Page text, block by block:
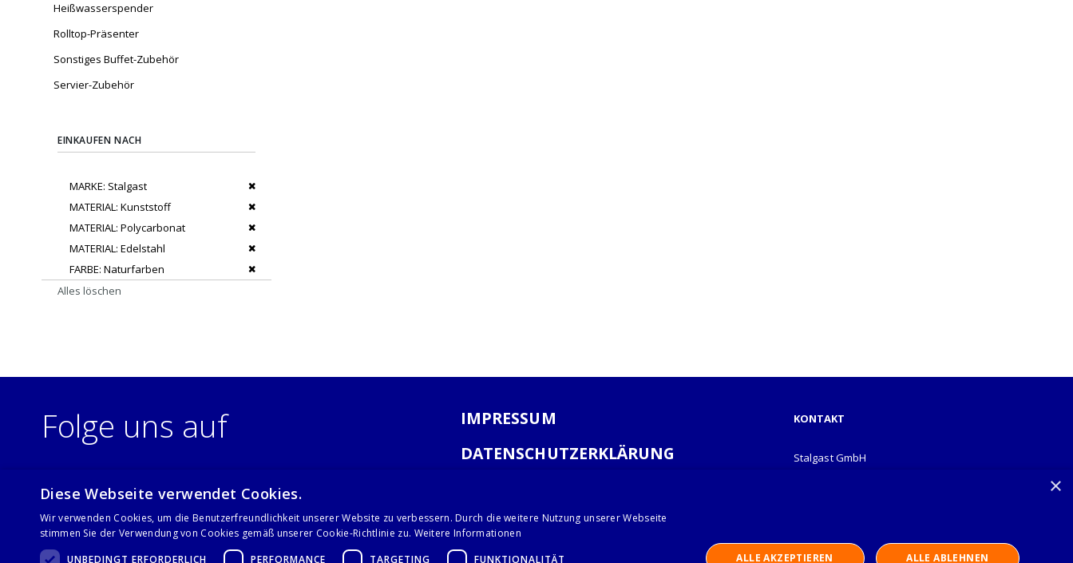
Heißwasserspender
Rolltop-Präsenter
Sonstiges Buffet-Zubehör
Servier-Zubehör
EINKAUFEN NACH
MARKE Stalgast
Dies entfernen
MATERIAL Kunststoff
Dies entfernen
MATERIAL Polycarbonat
Dies entfernen
MATERIAL Edelstahl
Dies entfernen
FARBE Naturfarben
Dies entfernen
Alles löschen
Folge uns auf
IMPRESSUM
DATENSCHUTZERKLÄRUNG
KONTAKT
Stalgast GmbH
×
Diese Webseite verwendet Cookies.
Wir verwenden Cookies, um die Benutzerfreundlichkeit unserer Website zu verbessern. Durch die weitere Nutzung unserer Webseite
stimmen Sie der Verwendung von Cookies gemäß unserer Cookie-Richtlinie zu. Weitere Informationen
UNBEDINGT ERFORDERLICH
PERFORMANCE TARGETING FUNKTIONALITÄT ALLE AKZEPTIEREN ALLE ABLEHNEN